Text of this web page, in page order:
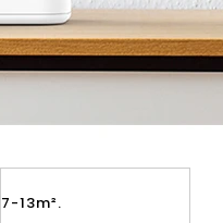
7-13m².